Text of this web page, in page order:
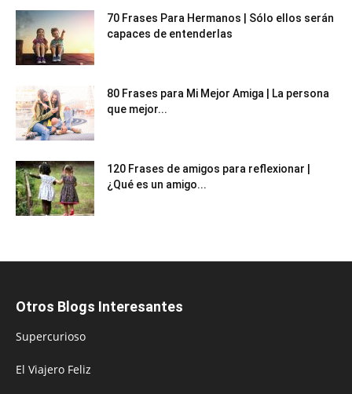
70 Frases Para Hermanos | Sólo ellos serán
capaces de entenderlas
80 Frases para Mi Mejor Amiga | La persona
que mejor...
120 Frases de amigos para reflexionar |
¿Qué es un amigo...
Otros Blogs Interesantes
Supercurioso
El Viajero Feliz